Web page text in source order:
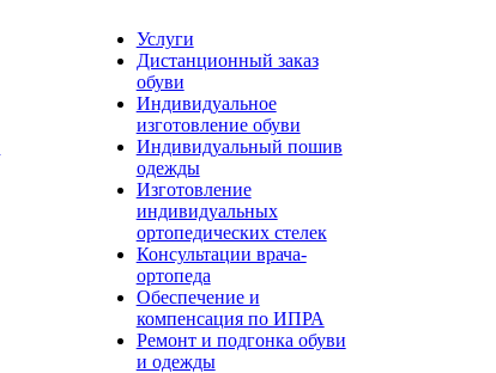
Услуги
Дистанционный заказ
обуви
Индивидуальное
изготовление обуви
Индивидуальный пошив
одежды
Изготовление
индивидуальных
ортопедических стелек
Консультации врача-
ортопеда
Обеспечение и
компенсация по ИПРА
Ремонт и подгонка обуви
и одежды